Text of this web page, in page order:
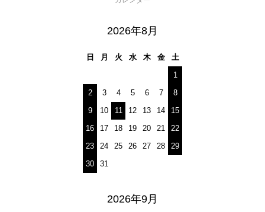
2026年8月
日 月 火 水 木 金
土
1
2
3 4 5 6 7
8
9
10 11 12 13 14
15
16
17 18 19 20 21
22
23
24 25 26 27 28
29
30
31
2026年9月